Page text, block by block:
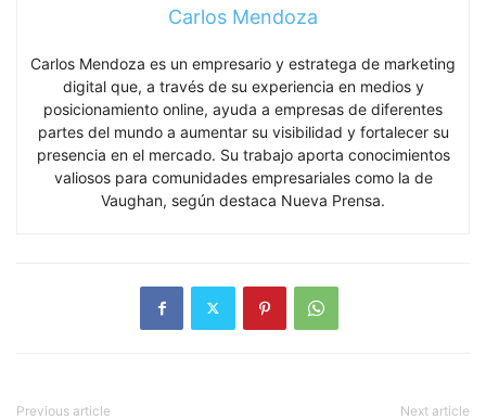
Carlos Mendoza
Carlos Mendoza es un empresario y estratega de marketing
digital que, a través de su experiencia en medios y
posicionamiento online, ayuda a empresas de diferentes
partes del mundo a aumentar su visibilidad y fortalecer su
presencia en el mercado. Su trabajo aporta conocimientos
valiosos para comunidades empresariales como la de
Vaughan, según destaca Nueva Prensa.
Previous article Next article